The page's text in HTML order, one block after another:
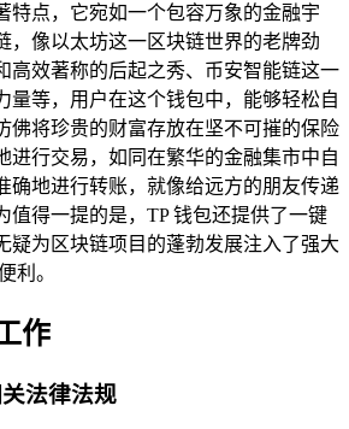
特点，它宛如一个包容万象的金融宇
，像以太坊这一区块链世界的老牌劲
高效著称的后起之秀、币安智能链这一
量等，用户在这个钱包中，能够轻松自
佛将珍贵的财富存放在坚不可摧的保险
进行交易，如同在繁华的金融集市中自
确地进行转账，就像给远方的朋友传递
值得一提的是，TP 钱包还提供了一键
疑为区块链项目的蓬勃发展注入了强大
利。
作
关法律法规